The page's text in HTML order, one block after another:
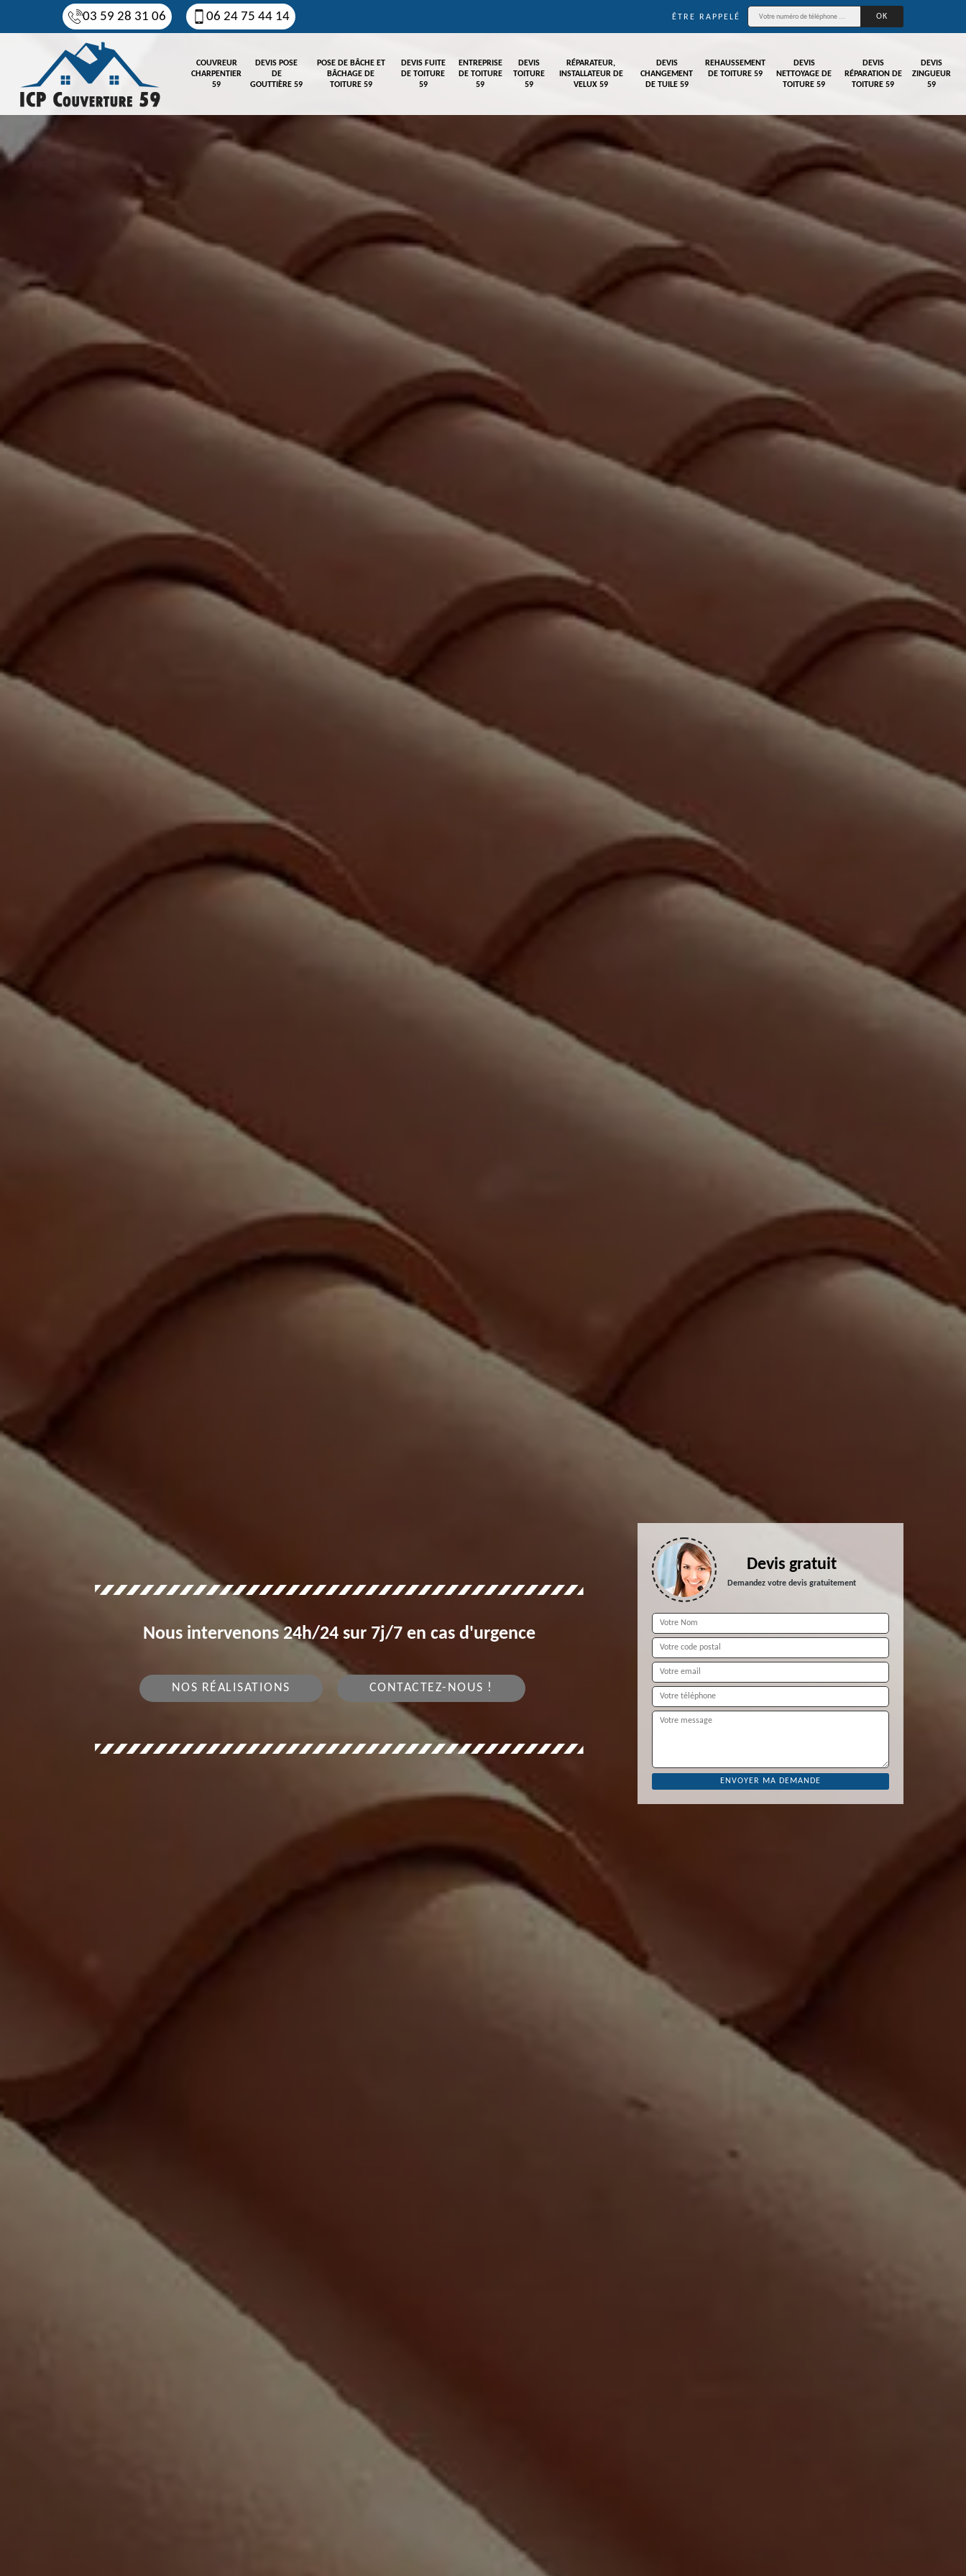
03 59 28 31 06 06 24 75 44 14 ÊTRE RAPPELÉ
COUVREUR
CHARPENTIER
59
DEVIS POSE
DE
GOUTTIÈRE 59
POSE DE BÂCHE ET
BÂCHAGE DE
TOITURE 59
DEVIS FUITE
DE TOITURE
59
ENTREPRISE
DE TOITURE
59
DEVIS
TOITURE
59
RÉPARATEUR,
INSTALLATEUR DE
VELUX 59
DEVIS
CHANGEMENT
DE TUILE 59
REHAUSSEMENT
DE TOITURE 59
DEVIS
NETTOYAGE DE
TOITURE 59
DEVIS
RÉPARATION DE
TOITURE 59
DEVIS
ZINGUEUR
59
Nous intervenons 24h/24 sur 7j/7 en cas d'urgence
NOS RÉALISATIONS CONTACTEZ-NOUS !
Devis gratuit
Demandez votre devis gratuitement